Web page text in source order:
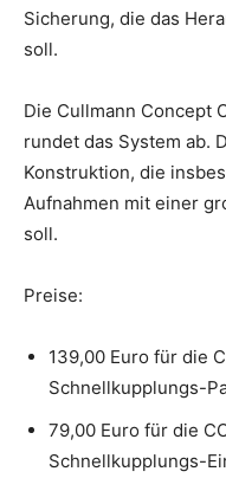
Sicherung, die das
soll.
Die Cullmann Concept
rundet das System ab.
Konstruktion, die
Aufnahmen mit einer
soll.
Preise:
139,00 Euro für die
Schnellkupplungs-
79,00 Euro für die
Schnellkupplungs-